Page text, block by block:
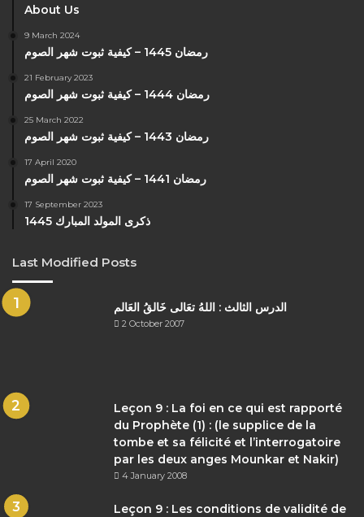
About Us
9 March 2024
رمضان 1445 – كيفية ثبوت شهر الصوم
21 February 2023
رمضان 1444 – كيفية ثبوت شهر الصوم
25 March 2022
رمضان 1443 – كيفية ثبوت شهر الصوم
17 April 2020
رمضان 1441 – كيفية ثبوت شهر الصوم
17 September 2023
ذكرى المولد المبارك 1445
Last Modified Posts
الدرس الثالث : اللهُ تعَالى خَالقُ العَالم
2 October 2007
Leçon 9 : La foi en ce qui est rapporté
du Prophète (1) : (le supplice de la
tombe et sa félicité et l’interrogatoire
par les deux anges Mounkar et Nakir)
4 January 2008
Leçon 9 : Les conditions de validité de